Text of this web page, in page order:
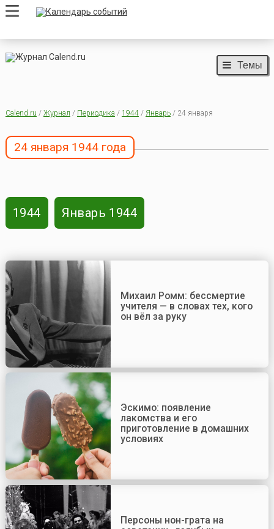
Темы
Calend.ru / Журнал / Периодика / 1944/ Январь/ 24 января
24 января 1944 года
1944 Январь 1944
Михаил Ромм: бессмертие
учителя — в словах тех, кого
он вёл за руку
Эскимо: появление
лакомства и его
приготовление в домашних
условиях
Персоны нон-грата на